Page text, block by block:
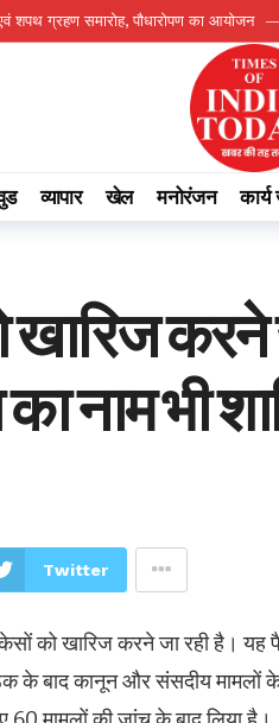
शपथ ग्रहण समारोह, पौधारोपण का आयोजन
19 minutes ago
29 minutes ago
34
17 hours ago
सुरक्षा योजनाएं बन रहीं जरूरतमंद परिवारों
महत्व 17 hours ago
विभाग ने दी मंजूरी 2 minutes ago
व्यापार खेल मनोरंजन
करने
नाम भी
Twitter
को खारिज करने जा रही है। यह
के बाद कानून और संसदीय मामलों